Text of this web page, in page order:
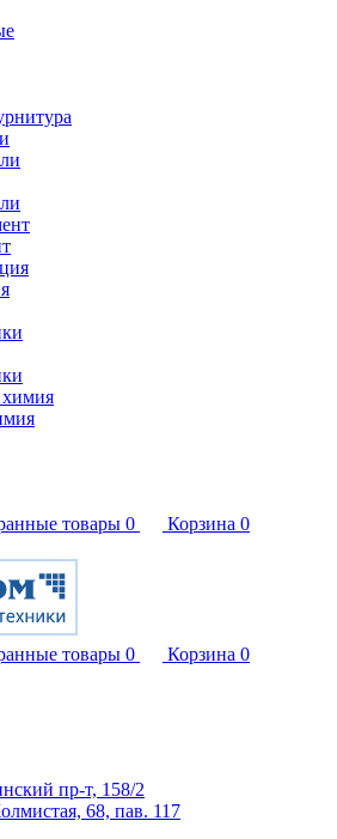
товары 0 Корзина 0
товары 0 Корзина 0
пр-т, 158/2
68, пав. 117